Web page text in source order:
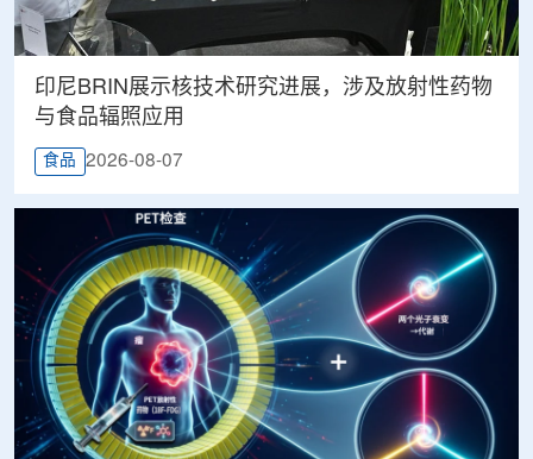
印尼BRIN展示核技术研究进展，涉及放射性药物
与食品辐照应用
食品 2026-08-07